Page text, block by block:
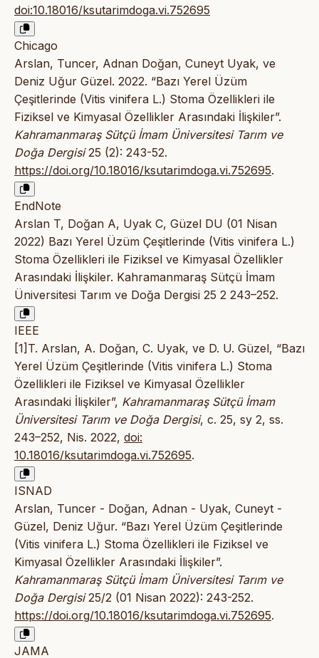
doi:10.18016/ksutarimdoga.vi.752695
Chicago
Arslan, Tuncer, Adnan Doğan, Cuneyt Uyak, ve
Deniz Uğur Güzel. 2022. “Bazı Yerel Üzüm
Çeşitlerinde (Vitis vinifera L.) Stoma Özellikleri ile
Fiziksel ve Kimyasal Özellikler Arasındaki İlişkiler”.
Kahramanmaraş Sütçü İmam Üniversitesi Tarım ve
Doğa Dergisi25 (2): 243-52.
https://doi.org/10.18016/ksutarimdoga.vi.752695.
EndNote
Arslan T, Doğan A, Uyak C, Güzel DU (01 Nisan
2022) Bazı Yerel Üzüm Çeşitlerinde (Vitis vinifera L.)
Stoma Özellikleri ile Fiziksel ve Kimyasal Özellikler
Arasındaki İlişkiler. Kahramanmaraş Sütçü İmam
Üniversitesi Tarım ve Doğa Dergisi 25 2 243–252.
IEEE
[1]T. Arslan, A. Doğan, C. Uyak, ve D. U. Güzel, “Bazı
Yerel Üzüm Çeşitlerinde (Vitis vinifera L.) Stoma
Özellikleri ile Fiziksel ve Kimyasal Özellikler
Arasındaki İlişkiler”, Kahramanmaraş Sütçü İmam
Üniversitesi Tarım ve Doğa Dergisi, c. 25, sy 2, ss.
243–252, Nis. 2022, doi:
10.18016/ksutarimdoga.vi.752695.
ISNAD
Arslan, Tuncer - Doğan, Adnan - Uyak, Cuneyt -
Güzel, Deniz Uğur. “Bazı Yerel Üzüm Çeşitlerinde
(Vitis vinifera L.) Stoma Özellikleri ile Fiziksel ve
Kimyasal Özellikler Arasındaki İlişkiler”.
Kahramanmaraş Sütçü İmam Üniversitesi Tarım ve
Doğa Dergisi25/2 (01 Nisan 2022): 243-252.
https://doi.org/10.18016/ksutarimdoga.vi.752695.
JAMA